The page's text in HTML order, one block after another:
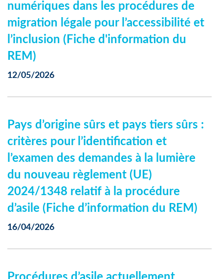
numériques dans les procédures de
migration légale pour l’accessibilité et
l’inclusion (Fiche d'information du
REM)
12/05/2026
Pays d’origine sûrs et pays tiers sûrs :
critères pour l’identification et
l’examen des demandes à la lumière
du nouveau règlement (UE)
2024/1348 relatif à la procédure
d’asile (Fiche d’information du REM)
16/04/2026